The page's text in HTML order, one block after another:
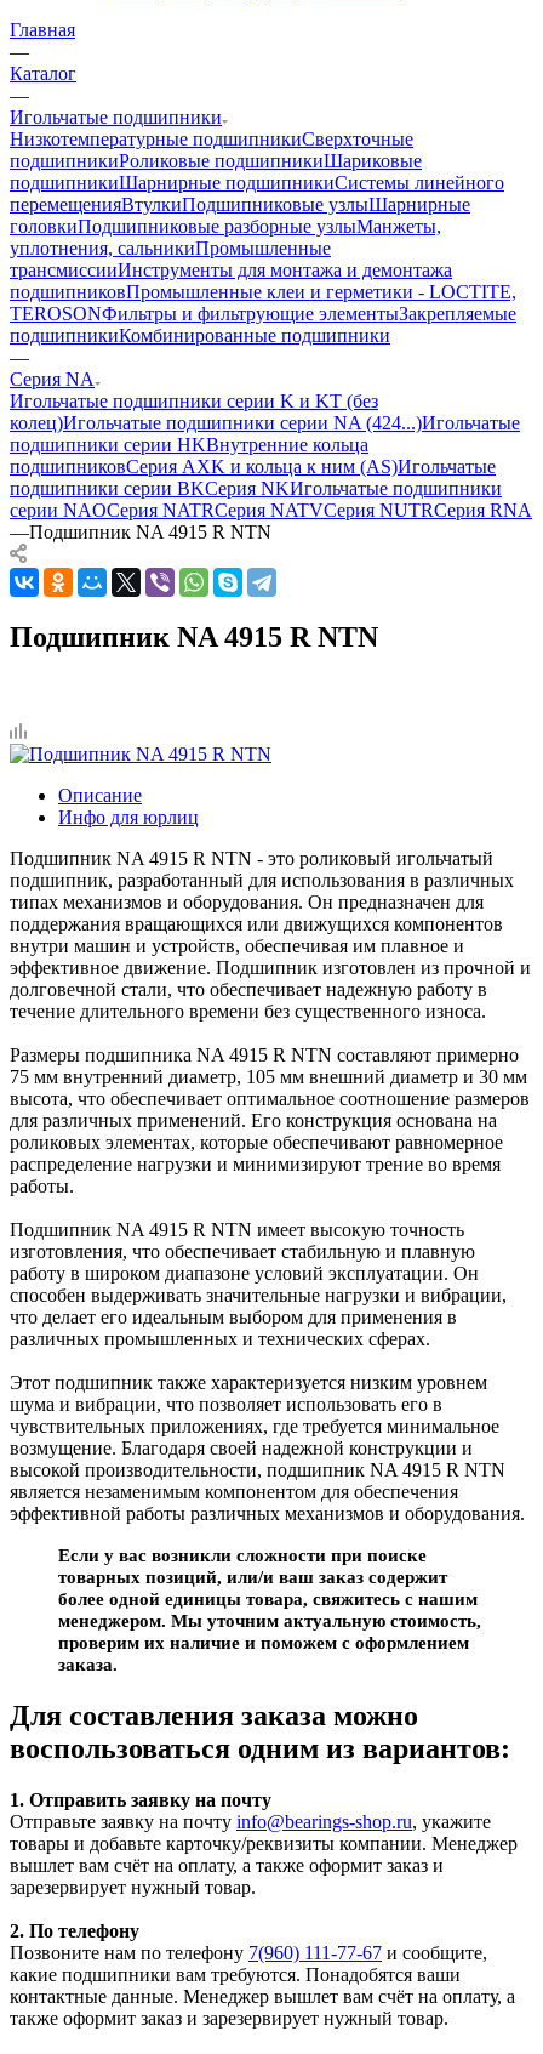
Главная
—
Каталог
—
Игольчатые подшипники
Низкотемпературные подшипникиСверхточные
подшипникиРоликовые подшипникиШариковые
подшипникиШарнирные подшипникиСистемы линейного
перемещенияВтулкиПодшипниковые узлыШарнирные
головкиПодшипниковые разборные узлыМанжеты,
уплотнения, сальникиПромышленные
трансмиссииИнструменты для монтажа и демонтажа
подшипниковПромышленные клеи и герметики - LOCTITE,
TEROSONФильтры и фильтрующие элементыЗакрепляемые
подшипникиКомбинированные подшипники
—
Серия NA
Игольчатые подшипники серии K и KT (без
колец)Игольчатые подшипники серии NA (424...)Игольчатые
подшипники серии HKВнутренние кольца
подшипниковСерия AXK и кольца к ним (AS)Игольчатые
подшипники серии BKСерия NKИгольчатые подшипники
серии NAOСерия NATRСерия NATVСерия NUTRСерия RNA
—Подшипник NA 4915 R NTN
Подшипник NA 4915 R NTN
Описание
Инфо для юрлиц
Подшипник NA 4915 R NTN - это роликовый игольчатый
подшипник, разработанный для использования в различных
типах механизмов и оборудования. Он предназначен для
поддержания вращающихся или движущихся компонентов
внутри машин и устройств, обеспечивая им плавное и
эффективное движение. Подшипник изготовлен из прочной и
долговечной стали, что обеспечивает надежную работу в
течение длительного времени без существенного износа.
Размеры подшипника NA 4915 R NTN составляют примерно
75 мм внутренний диаметр, 105 мм внешний диаметр и 30 мм
высота, что обеспечивает оптимальное соотношение размеров
для различных применений. Его конструкция основана на
роликовых элементах, которые обеспечивают равномерное
распределение нагрузки и минимизируют трение во время
работы.
Подшипник NA 4915 R NTN имеет высокую точность
изготовления, что обеспечивает стабильную и плавную
работу в широком диапазоне условий эксплуатации. Он
способен выдерживать значительные нагрузки и вибрации,
что делает его идеальным выбором для применения в
различных промышленных и технических сферах.
Этот подшипник также характеризуется низким уровнем
шума и вибрации, что позволяет использовать его в
чувствительных приложениях, где требуется минимальное
возмущение. Благодаря своей надежной конструкции и
высокой производительности, подшипник NA 4915 R NTN
является незаменимым компонентом для обеспечения
эффективной работы различных механизмов и оборудования.
Если у вас возникли сложности при поиске
товарных позиций, или/и ваш заказ содержит
более одной единицы товара, свяжитесь с нашим
менеджером. Мы уточним актуальную стоимость,
проверим их наличие и поможем с оформлением
заказа.
Для составления заказа можно
воспользоваться одним из вариантов:
1. Отправить заявку на почту
Отправьте заявку на почту info@bearings-shop.ru, укажите
товары и добавьте карточку/реквизиты компании. Менеджер
вышлет вам счёт на оплату, а также оформит заказ и
зарезервирует нужный товар.
2. По телефону
Позвоните нам по телефону 7(960) 111-77-67 и сообщите,
какие подшипники вам требуются. Понадобятся ваши
контактные данные. Менеджер вышлет вам счёт на оплату, а
также оформит заказ и зарезервирует нужный товар.